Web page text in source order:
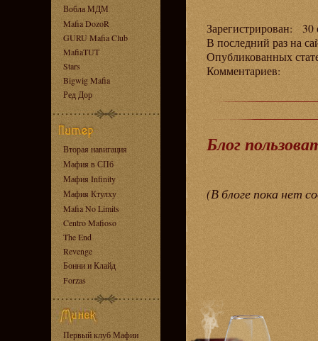
Вобла МДМ
Mafia DozoR
GURU Mafia Club
MafiaTUT
Stars
Bigwig Mafia
Ред Дор
Вторая навигация
Мафия в СПб
Мафия Infinity
Мафия Ктулху
Mafia No Limits
Centro Mafioso
The End
Revenge
Бонни и Клайд
Forzas
Первый клуб Мафии
Зарегистрирован: 30
В последний раз на
Опубликованных
Комментариев:
Блог
(В блоге пока нет